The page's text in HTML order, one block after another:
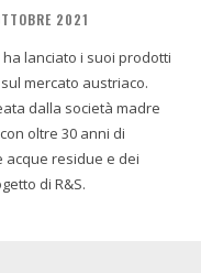
2021
lanciato i suoi prodotti
mercato austriaco.
dalla società madre
oltre 30 anni di
residue e dei
di R&S.